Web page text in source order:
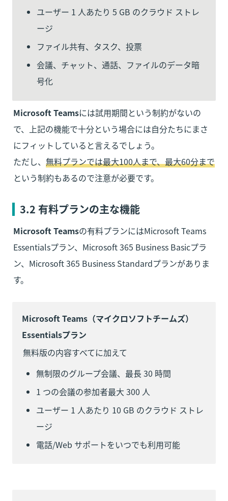
ユーザー 1 人あたり 5 GB のクラウド ストレ
ージ
ファイル共有、タスク、投票
会議、チャット、通話、ファイルのデータ暗
号化
Microsoft Teamsには試用期間という制約がないの
で、上記の機能で十分という場合には自分たちにまさ
にフィットしていると言えるでしょう。
ただし、 無料プランでは最大100人まで、最大60分まで
という制約もあるので注意が必要です。
3.2 有料プランの主な機能
Microsoft Teamsの有料プランにはMicrosoft Teams
Essentialsプラン、Microsoft 365 Business Basicプラ
ン、Microsoft 365 Business Standardプランがありま
す。
Microsoft Teams（マイクロソフトチームズ）
Essentialsプラン
無料版の内容すべてに加えて
無制限のグループ会議、最長 30 時間
1 つの会議の参加者最大 300 人
ユーザー 1 人あたり 10 GB のクラウド ストレ
ージ
電話/Web サポートをいつでも利用可能